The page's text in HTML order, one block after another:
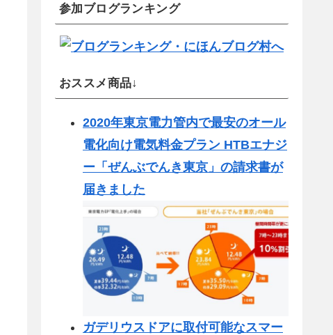
参加ブログランキング
おススメ商品↓
2020年東京電力管内で最安のオール
電化向け電気料金プラン HTBエナジ
ー「ぜんぶでんき東京」の請求書が
届きました
ガデリウスドアに取付可能なスマー